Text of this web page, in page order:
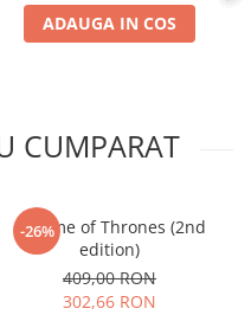
ADAUGA IN COS
CUMPARAT
-26%
A Game of Thrones (2nd
edition)
409,00 RON
302,66 RON